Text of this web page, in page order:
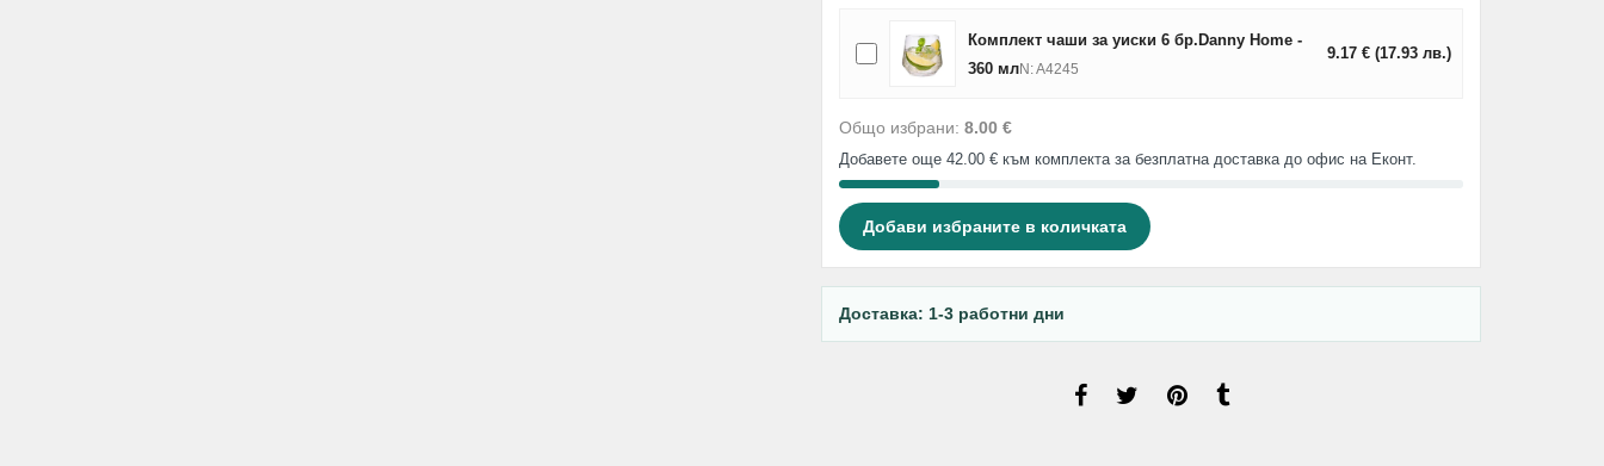
Комплект чаши за уиски 6 бр.Danny Home -
360 млN: A4245
9.17 € (17.93 лв.)
Общо избрани: 8.00 €
Добавете още 42.00 € към комплекта за безплатна доставка до офис на Еконт.
Добави избраните в количката
Доставка: 1-3 работни дни